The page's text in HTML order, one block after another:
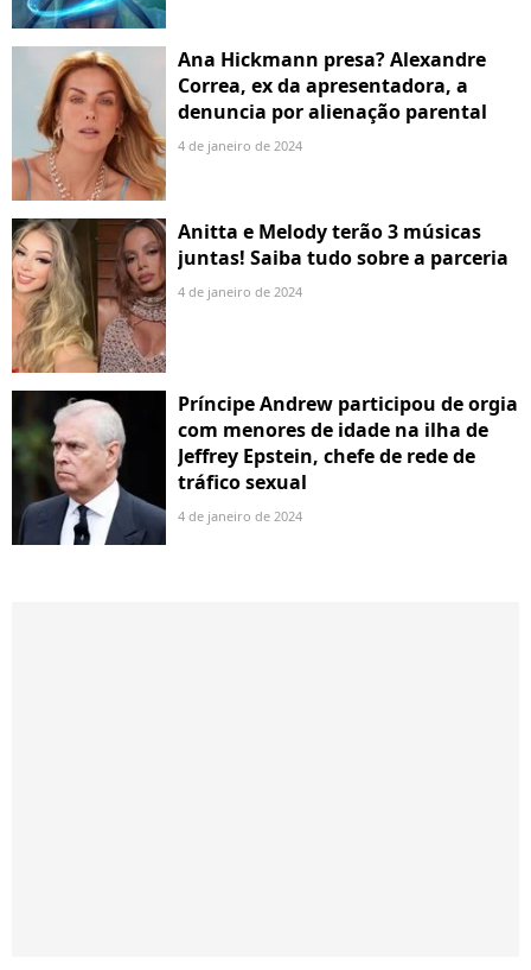
Ana Hickmann presa? Alexandre
Correa, ex da apresentadora, a
denuncia por alienação parental
4 de janeiro de 2024
Anitta e Melody terão 3 músicas
juntas! Saiba tudo sobre a parceria
4 de janeiro de 2024
Príncipe Andrew participou de orgia
com menores de idade na ilha de
Jeffrey Epstein, chefe de rede de
tráfico sexual
4 de janeiro de 2024